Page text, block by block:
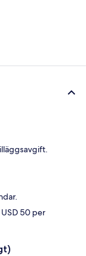
50 per